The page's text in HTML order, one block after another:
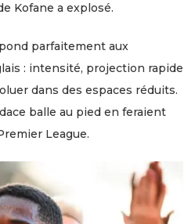
Kofane a explosé.
parfaitement aux
: intensité, projection rapide
dans des espaces réduits.
balle au pied en feraient
League.